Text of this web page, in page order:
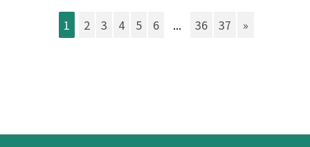
1 2 3 4 5 6 ... 36 37 »